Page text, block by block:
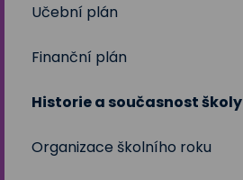
2023/2024
2022/2023
2021/2022
2020/2021
Volby 2020
Volby 2023
Učební plán
Finanční plán
Historie a současnost školy
Organizace školního roku